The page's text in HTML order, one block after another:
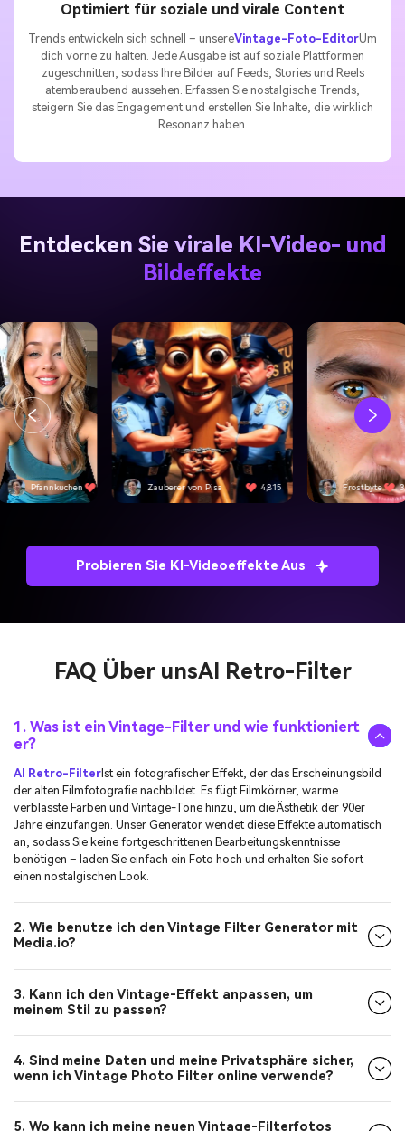
Optimiert für soziale und virale Content
Trends entwickeln sich schnell – unsereVintage-Foto-EditorUm
dich vorne zu halten. Jede Ausgabe ist auf soziale Plattformen
zugeschnitten, sodass Ihre Bilder auf Feeds, Stories und Reels
atemberaubend aussehen. Erfassen Sie nostalgische Trends,
steigern Sie das Engagement und erstellen Sie Inhalte, die wirklich
Resonanz haben.
Entdecken Sie virale KI-Video- und
Bildeffekte
Pfannkuchen Zauberer von Pisa 4,815 Frostbyte
Probieren Sie KI-Videoeffekte Aus
FAQ Über unsAI Retro-Filter
1. Was ist ein Vintage-Filter und wie funktioniert
er?
AI Retro-Filter Ist ein fotografischer Effekt, der das Erscheinungsbild
der alten Filmfotografie nachbildet. Es fügt Filmkörner, warme
verblasste Farben und Vintage-Töne hinzu, um die Ästhetik der 90er
Jahre einzufangen. Unser Generator wendet diese Effekte automatisch
an, sodass Sie keine fortgeschrittenen Bearbeitungskenntnisse
benötigen – laden Sie einfach ein Foto hoch und erhalten Sie sofort
einen nostalgischen Look.
2. Wie benutze ich den Vintage Filter Generator mit
Media.io?
3. Kann ich den Vintage-Effekt anpassen, um
meinem Stil zu passen?
4. Sind meine Daten und meine Privatsphäre sicher,
wenn ich Vintage Photo Filter online verwende?
5. Wo kann ich meine neuen Vintage-Filterfotos